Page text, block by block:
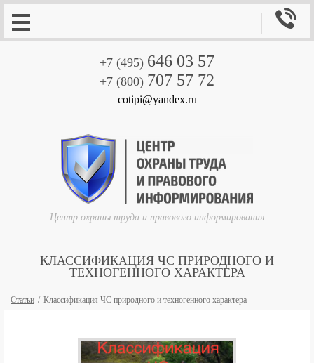
+7 (495) 646 03 57
+7 (800) 707 57 72
cotipi@yandex.ru
Центр охраны труда и правового информирования

КЛАССИФИКАЦИЯ ЧС ПРИРОДНОГО И
ТЕХНОГЕННОГО ХАРАКТЕРА
Статьи Классификация ЧС природного и техногенного характера